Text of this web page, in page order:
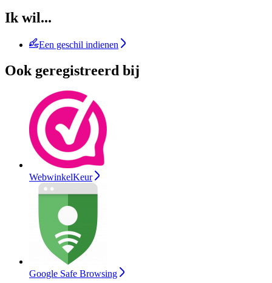
Ik wil...
Een geschil indienen
Ook geregistreerd bij
WebwinkelKeur
Google Safe Browsing